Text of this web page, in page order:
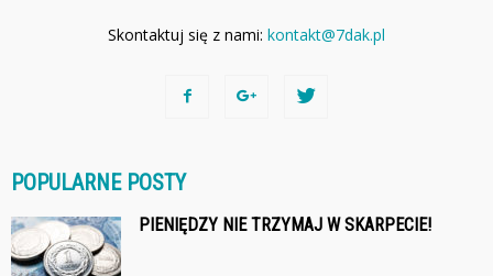
Skontaktuj się z nami: kontakt@7dak.pl
POPULARNE POSTY
PIENIĘDZY NIE TRZYMAJ W SKARPECIE!